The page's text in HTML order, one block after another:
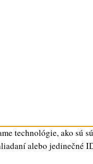
technológie, ako sú
alebo